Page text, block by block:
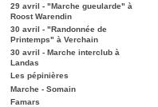
29 avril - "Marche gueularde" à
Roost Warendin
30 avril - "Randonnée de
Printemps" à Verchain
30 avril - Marche interclub à
Landas
Les pépinières
Marche - Somain
Famars